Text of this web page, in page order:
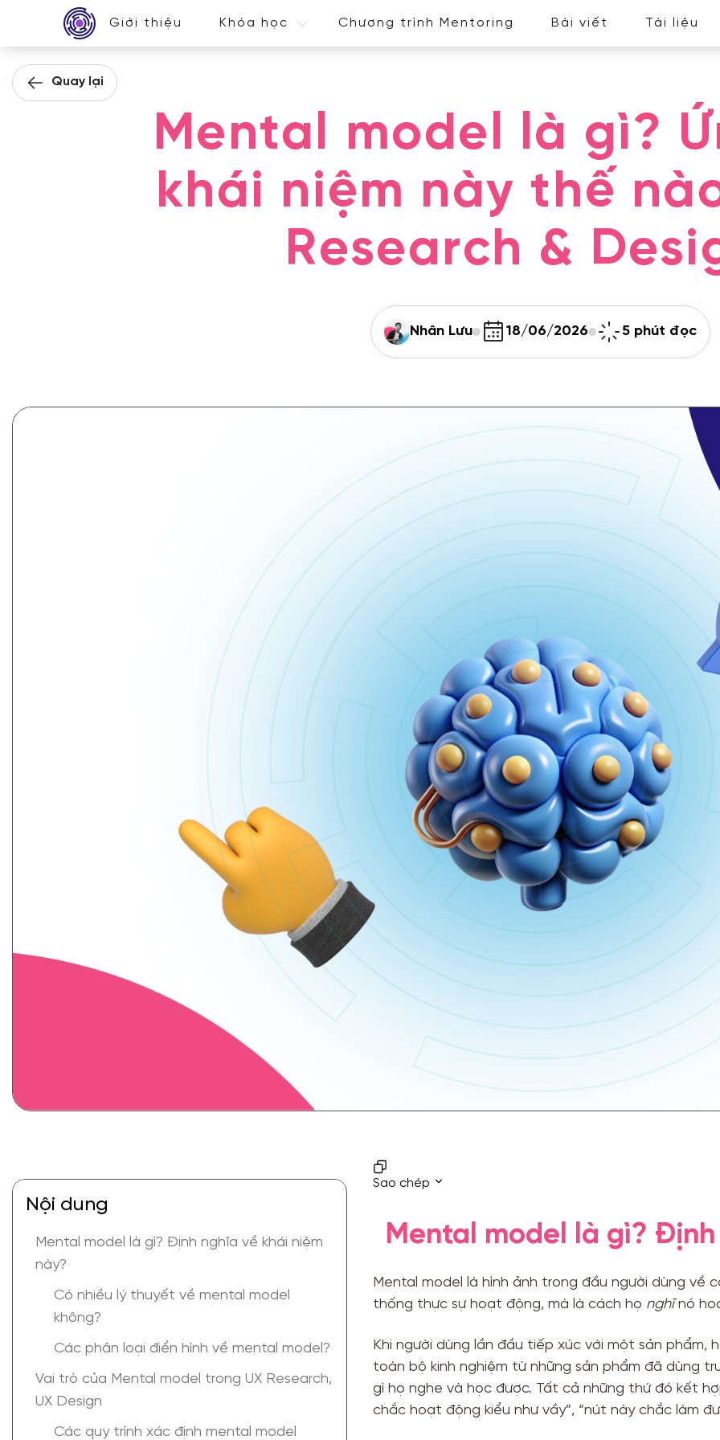
Giới thiệu Khóa học Chương trình Mentoring Bài viết Tài liệu
Quay lại
Mental model là gì?
khái niệm này thế
Research &
Nhân Lưu 18/06/2026 5 phút đọc
Nội dung
Mental model là gì? Định nghĩa về khái niệm
này?
Có nhiều lý thuyết về mental model
không?
Các phân loại điển hình về mental model?
Vai trò của Mental model trong UX Research,
UX Design
Các quy trình xác định mental model
Sao chép
Mental model là gì?
Mental model là hình ảnh trong đầu người dùng
thống thực sự hoạt động, mà là cách họ nghĩnó
Khi người dùng lần đầu tiếp xúc với một sản
toàn bộ kinh nghiệm từ những sản phẩm đã dùng
gì họ nghe và học được. Tất cả những thứ đó kết
chắc hoạt động kiểu như vầy”, “nút này chắc làm